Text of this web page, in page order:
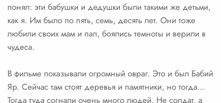
понял: эти бабушки и дедушки были такими же детьми,
как я. Им было по пять, семь, десять лет. Они тоже
любили своих мам и пап, боялись темноты и верили в
чудеса.
В фильме показывали огромный овраг. Это и был Бабий
Яр. Сейчас там стоят деревья и памятники, но тогда…
Тогда туда согнали очень много людей. Не солдат, а